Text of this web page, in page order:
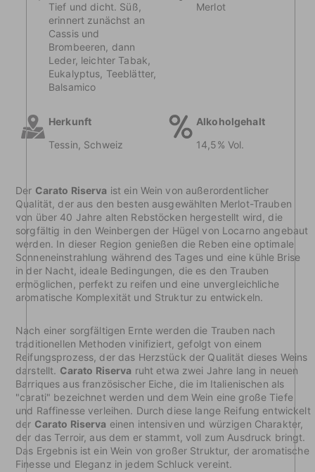
Tief und dicht. Süß,
erinnert zunächst an
Cassis und
Brombeeren, dann
Leder, leichter Tabak,
Eukalyptus, Teeblätter,
Balsamico
Merlot
Herkunft
Tessin, Schweiz
Alkoholgehalt
14,5% Vol.
Der Carato Riserva ist ein Wein von außerordentlicher
Qualität, der aus den besten ausgewählten Merlot-Trauben
von über 40 Jahre alten Rebstöcken hergestellt wird, die
sorgfältig in den Weinbergen der Hügel von Locarno angebaut
werden. In dieser Region genießen die Reben eine optimale
Sonneneinstrahlung während des Tages und eine kühle Brise
in der Nacht, ideale Bedingungen, die es den Trauben
ermöglichen, perfekt zu reifen und eine unvergleichliche
aromatische Komplexität und Struktur zu entwickeln.
Nach einer sorgfältigen Ernte werden die Trauben nach
traditionellen Methoden vinifiziert, gefolgt von einem
Reifungsprozess, der das Herzstück der Qualität dieses Weins
darstellt. Carato Riserva ruht etwa zwei Jahre lang in neuen
Barriques aus französischer Eiche, die im Italienischen als
"carati" bezeichnet werden und dem Wein eine große Tiefe
und Raffinesse verleihen. Durch diese lange Reifung entwickelt
der Carato Riserva einen intensiven und würzigen Charakter,
der das Terroir, aus dem er stammt, voll zum Ausdruck bringt.
Das Ergebnis ist ein Wein von großer Struktur, der aromatische
Finesse und Eleganz in jedem Schluck vereint.